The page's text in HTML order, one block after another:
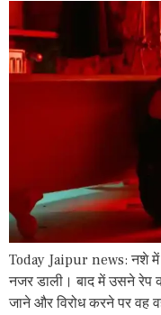
Today Jaipur news: नशे में
नजर डाली। बाद में उसने रेप
जाने और विरोध करने पर वह